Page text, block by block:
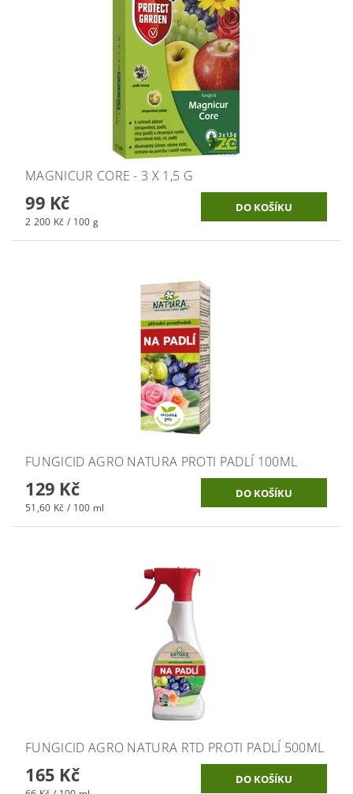
MAGNICUR CORE - 3 X 1,5 G
99 Kč
2 200 Kč / 100 g
FUNGICID AGRO NATURA PROTI PADLÍ 100ML
129 Kč
51,60 Kč / 100 ml
FUNGICID AGRO NATURA RTD PROTI PADLÍ 500ML
165 Kč